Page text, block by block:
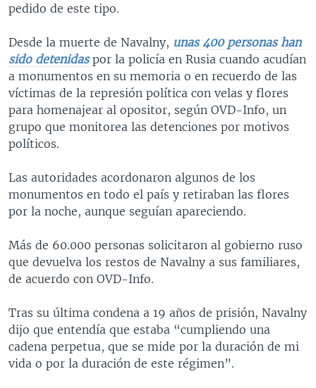
pedido de este tipo.
Desde la muerte de Navalny, unas 400 personas han
sido detenidaspor la policía en Rusia cuando acudían
a monumentos en su memoria o en recuerdo de las
víctimas de la represión política con velas y flores
para homenajear al opositor, según OVD-Info, un
grupo que monitorea las detenciones por motivos
políticos.
Las autoridades acordonaron algunos de los
monumentos en todo el país y retiraban las flores
por la noche, aunque seguían apareciendo.
Más de 60.000 personas solicitaron al gobierno ruso
que devuelva los restos de Navalny a sus familiares,
de acuerdo con OVD-Info.
Tras su última condena a 19 años de prisión, Navalny
dijo que entendía que estaba “cumpliendo una
cadena perpetua, que se mide por la duración de mi
vida o por la duración de este régimen”.